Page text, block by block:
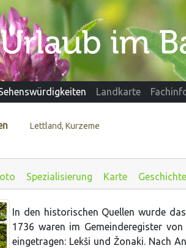
Landkarte
Lettland, Kurzeme
Spezialisierung Karte
In den historischen Quellen wurde
1736 waren im Gemeinderegister
eingetragen: Lekši und Žonaki. Nach